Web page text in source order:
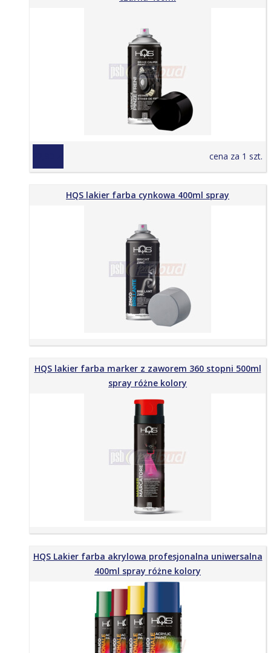
cena za 1 szt.
HQS lakier farba cynkowa 400ml spray
HQS lakier farba marker z zaworem 360 stopni 500ml
spray różne kolory
HQS Lakier farba akrylowa profesjonalna uniwersalna
400ml spray różne kolory